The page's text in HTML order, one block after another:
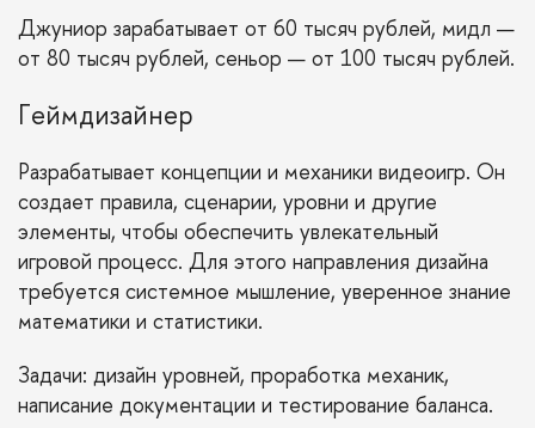
Джуниор зарабатывает от 60 тысяч рублей, мидл —
от 80 тысяч рублей, сеньор — от 100 тысяч рублей.
Геймдизайнер
Разрабатывает концепции и механики видеоигр. Он
создает правила, сценарии, уровни и другие
элементы, чтобы обеспечить увлекательный
игровой процесс. Для этого направления дизайна
требуется системное мышление, уверенное знание
математики и статистики.
Задачи: дизайн уровней, проработка механик,
написание документации и тестирование баланса.